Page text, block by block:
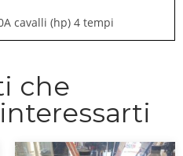
cavalli (hp) 4 tempi
che